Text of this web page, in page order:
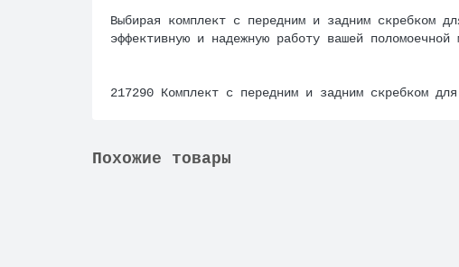
Выбирая комплект с передним и задним скребком
эффективную и надежную работу вашей поломоечной
217290 Комплект с передним и задним скребком
Похожие товары